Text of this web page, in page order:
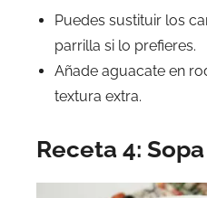
Puedes sustituir los
parrilla si lo prefieres.
Añade aguacate en
textura extra.
Receta 4: